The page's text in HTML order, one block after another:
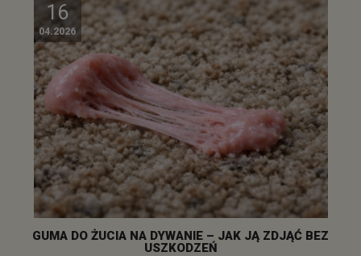
16
04.2026
GUMA DO ŻUCIA NA DYWANIE – JAK JĄ ZDJĄĆ BEZ
USZKODZEŃ